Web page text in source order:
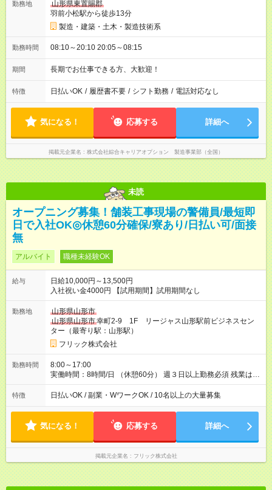
勤務地
山形県東置賜郡
羽前小松駅から徒歩13分
製造・建築・土木・製造技術系
勤務時間 08:10～20:10 20:05～08:15
期間 長期でお仕事できる方、大歓迎！
特徴 日払いOK / 履歴書不要 / シフト勤務 / 電話対応なし
気になる！ 応募する 詳細へ
掲載元企業名 株式会社綜合キャリアオプション 製造事業部（全国）
未読
オープニング募集！舗装工事現場の警備員/最短即
日で入社OK◎休憩60分確保/寮あり/日払い可/面接
無
アルバイト 職種未経験OK
給与
日給10,000円～13,500円
入社祝い金4000円 【試用期間】試用期間なし
勤務地
山形県山形市
山形県山形市幸町2-9 1F リージャス山形駅前ビジネスセン
ター（最寄り駅：山形駅）
フリック株式会社
勤務時間
8:00～17:00
実働時間：8時間/日 （休憩60分） 週３日以上勤務必須 残業はあ
りません。 ※短期の募集は行っておりません。予めご了承くだ
さいませ。
特徴 日払いOK / 副業・WワークOK / 10名以上の大量募集
気になる！ 応募する 詳細へ
掲載元企業名 フリック株式会社